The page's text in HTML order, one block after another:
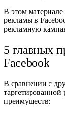
В этом
рекламы в
рекламную
5 главных
Facebook
В сравнении с
таргетированной
преимуществ: